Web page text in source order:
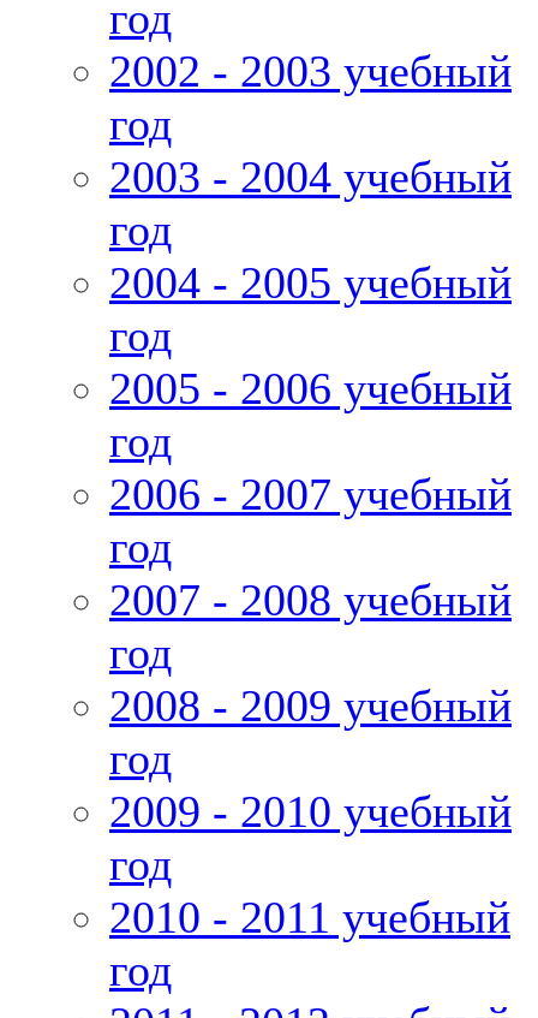
год
2002 - 2003 учебный
год
2003 - 2004 учебный
год
2004 - 2005 учебный
год
2005 - 2006 учебный
год
2006 - 2007 учебный
год
2007 - 2008 учебный
год
2008 - 2009 учебный
год
2009 - 2010 учебный
год
2010 - 2011 учебный
год